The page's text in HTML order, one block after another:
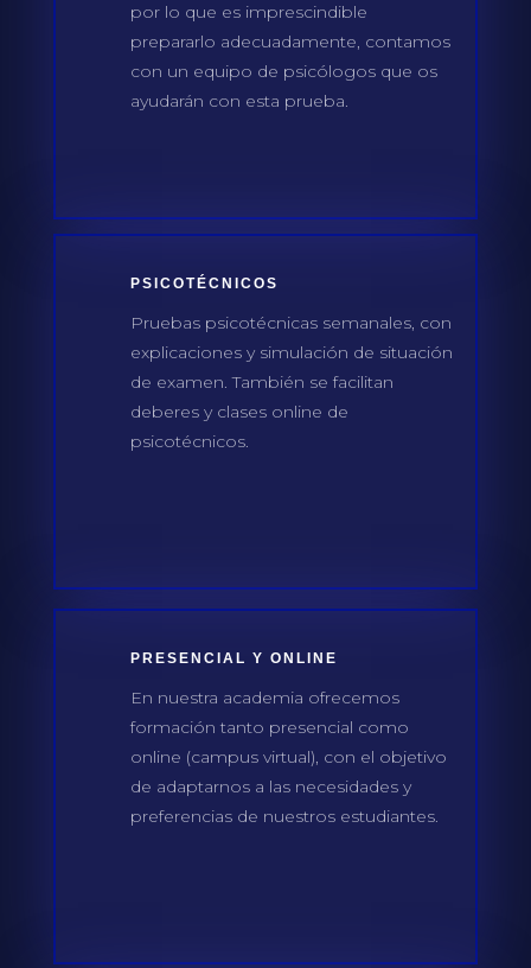
por lo que es imprescindible
prepararlo adecuadamente, contamos
con un equipo de psicólogos que os
ayudarán con esta prueba.
PSICOTÉCNICOS
Pruebas psicotécnicas semanales, con
explicaciones y simulación de situación
de examen. También se facilitan
deberes y clases online de
psicotécnicos.
PRESENCIAL Y ONLINE
En nuestra academia ofrecemos
formación tanto presencial como
online (campus virtual), con el objetivo
de adaptarnos a las necesidades y
preferencias de nuestros estudiantes.